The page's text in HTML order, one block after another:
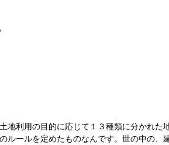
地利用の目的に応じて１３種類に分かれた
ルールを定めたものなんです。世の中の、